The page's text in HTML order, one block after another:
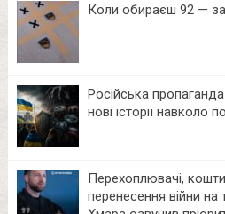
Коли обираєш 92 —
Російська
нові історії навколо
Перехоплювачі,
перенесення війни на